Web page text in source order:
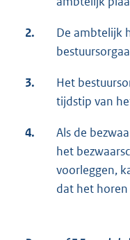
2.
De ambtelijk
3.
Het
tijdstip van
4.
Als de
het
voorleggen,
dat het